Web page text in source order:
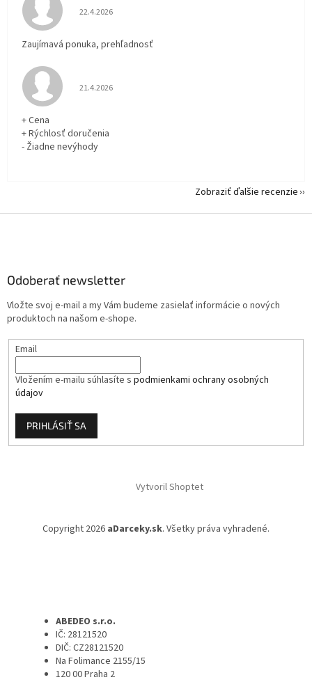
Hodnotenie obchodu je 5 z 5 hviezdičiek.
22.4.2026
Zaujímavá ponuka, prehľadnosť
Hodnotenie obchodu je 5 z 5 hviezdičiek.
21.4.2026
+ Cena
+ Rýchlosť doručenia
- Žiadne nevýhody
Zobraziť ďalšie recenzie
Odoberať newsletter
Vložte svoj e-mail a my Vám budeme zasielať informácie o nových
produktoch na našom e-shope.
Email
Vložením e-mailu súhlasíte s podmienkami ochrany osobných
údajov
PRIHLÁSIŤ SA
Vytvoril Shoptet
Copyright 2026 aDarceky.sk. Všetky práva vyhradené.
ABEDEO s.r.o.
IČ: 28121520
DIČ: CZ28121520
Na Folimance 2155/15
120 00 Praha 2